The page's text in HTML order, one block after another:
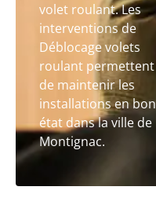
volet roulant. Les
interventions de
Déblocage volets
roulant permettent
de maintenir les
installations en bon
état dans la ville de
Montignac.